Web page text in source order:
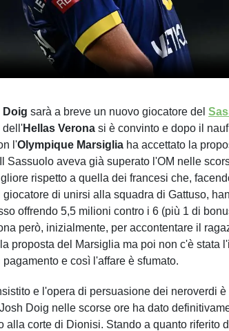
Doig sarà a breve un nuovo giocatore del
dell'Hellas Verona si è convinto e dopo il
l'Olympique Marsiglia ha accettato la
Sassuolo aveva già superato l'OM nelle
rispetto a quella dei francesi che,
di unirsi alla squadra di Gattuso,
offrendo 5,5 milioni contro i 6 (più 1 di
però, inizialmente, per accontentare il
proposta del Marsiglia ma poi non c'è stata
e così l'affare è sfumato.
e l'opera di persuasione dei neroverdi è
Doig nelle scorse ore ha dato
alla corte di Dionisi. Stando a quanto riferito